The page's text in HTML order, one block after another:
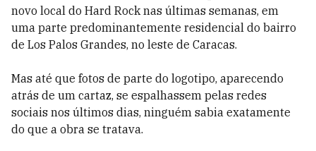
novo local do Hard Rock nas últimas semanas, em
uma parte predominantemente residencial do bairro
de Los Palos Grandes, no leste de Caracas.
Mas até que fotos de parte do logotipo, aparecendo
atrás de um cartaz, se espalhassem pelas redes
sociais nos últimos dias, ninguém sabia exatamente
do que a obra se tratava.